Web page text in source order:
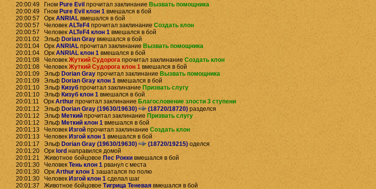
20:00:49 Гном Pure Evil прочитал заклинание Вызвать помощника
20:00:49 Гном Pure Evil клон 1 вмешался в бой
20:00:57 ОркANRIAL вмешался в бой
20:00:57 ЧеловекALTeF4 прочитал заклинание Создать клон
20:00:57 ЧеловекALTeF4 клон 1 вмешался в бой
20:01:02 Эльф Dorian Gray вмешался в бой
20:01:04 ОркANRIAL прочитал заклинание Вызвать помощника
20:01:04 ОркANRIAL клон 1 вмешался в бой
20:01:08 ЧеловекЖуткий Судорога прочитал заклинание Создать клон
20:01:08 ЧеловекЖуткий Судорога клон 1 вмешался в бой
20:01:09 Эльф Dorian Gray прочитал заклинание Вызвать помощника
20:01:09 Эльф Dorian Gray клон 1 вмешался в бой
20:01:10 Эльф Кизуб прочитал заклинание Призвать слугу
20:01:10 Эльф Кизуб клон 1 вмешался в бой
20:01:11 Орк Arthur прочитал заклинание Благословение злости 3 ступени
20:01:12 Эльф Dorian Gray (19630/19630) (18720/18720) разделся
20:01:12 Эльф Меткий прочитал заклинание Призвать слугу
20:01:12 Эльф Меткий клон 1 вмешался в бой
20:01:13 Человек Изгой прочитал заклинание Создать клон
20:01:13 Человек Изгой клон 1 вмешался в бой
20:01:17 Эльф Dorian Gray (19630/19630) (18720/19215) оделся
20:01:20 Орк lord направился домой
20:01:21 Животное бойцовое Пес Рокки вмешался в бой
20:01:30 ЧеловекТень клон 1 рванул с места
20:01:30 ОркArthur клон 1 зашатался по полю
20:01:30 Человек Изгой клон 1 сделал шаг
20:01:37 Животное бойцовое Тигрица Теневая вмешался в бой